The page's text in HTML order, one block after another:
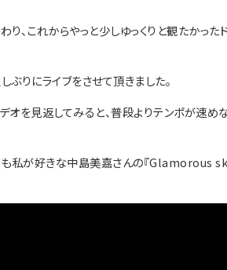
、これからやっと少しゆっくりと観たかっ
りにライブをさせて頂きました。
を見返してみると、普段よりテンポが速めな
が好きな中島美嘉さんの『Glamorous sky